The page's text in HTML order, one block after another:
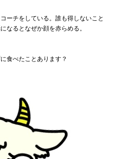
ーチをしている。誰も得しないこと
なるとなぜか顔を赤らめる。
食べたことあります？